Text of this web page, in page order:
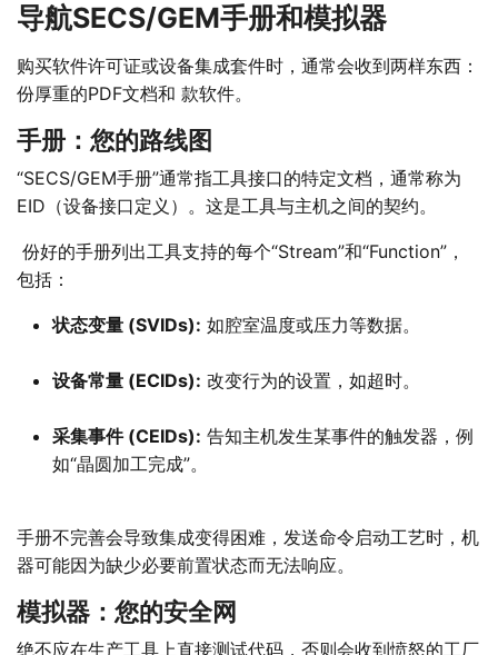
导航SECS/GEM手册和模拟器
购买软件许可证或设备集成套件时，通常会收到两样东西：
份厚重的PDF文档和 款软件。
手册：您的路线图
“SECS/GEM手册”通常指工具接口的特定文档，通常称为
EID（设备接口定义）。这是工具与主机之间的契约。
份好的手册列出工具支持的每个“Stream”和“Function”，
包括：
状态变量 (SVIDs): 如腔室温度或压力等数据。
设备常量 (ECIDs): 改变行为的设置，如超时。
采集事件 (CEIDs): 告知主机发生某事件的触发器，例
如“晶圆加工完成”。
手册不完善会导致集成变得困难，发送命令启动工艺时，机
器可能因为缺少必要前置状态而无法响应。
模拟器：您的安全网
绝不应在生产工具上直接测试代码，否则会收到愤怒的工厂